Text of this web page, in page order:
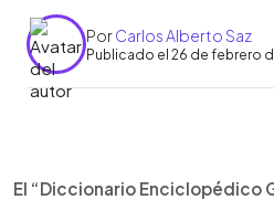
PorCarlos Alberto Saz
Publicado el 26 de febrero
► Escuchar artículo
El “Diccionario Enciclopédico